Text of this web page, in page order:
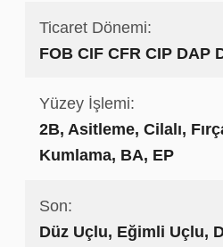
Ticaret Dönemi:
FOB CIF CFR CIP DAP
Yüzey İşlemi:
2B, Asitleme, Cilalı,
Kumlama, BA, EP
Son:
Düz Uçlu, Eğimli Uçlu,